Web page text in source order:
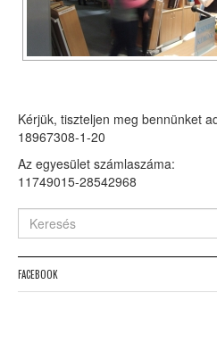
Kérjük, tiszteljen meg bennünket
18967308-1-20
Az egyesület számlaszáma:
11749015-28542968
FACEBOOK